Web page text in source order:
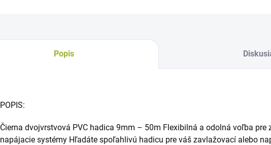
Popis
POPIS:
Čierna dvojvrstvová PVC hadica 9mm – 50m Flexibilná a odolná voľba pre
napájacie systémy Hľadáte spoľahlivú hadicu pre váš zavlažovací alebo